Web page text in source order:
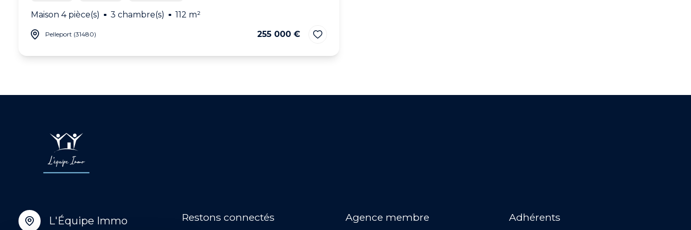
Maison 4 pièce(s) 3 chambre(s) 112 m²
Pelleport (31480) 255 000 €
L'Équipe Immo Restons connectés Agence membre Adhérents